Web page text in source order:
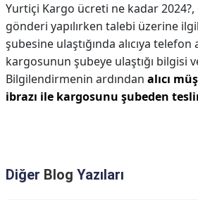
Yurtiçi Kargo ücreti ne kadar 2024?,
gönderi yapılırken talebi üzerine
şubesine ulaştığında alıcıya telefon
kargosunun şubeye ulaştığı bilgisi
Bilgilendirmenin ardından alıcı
ibrazı ile kargosunu şubeden
Diğer Blog Yazıları